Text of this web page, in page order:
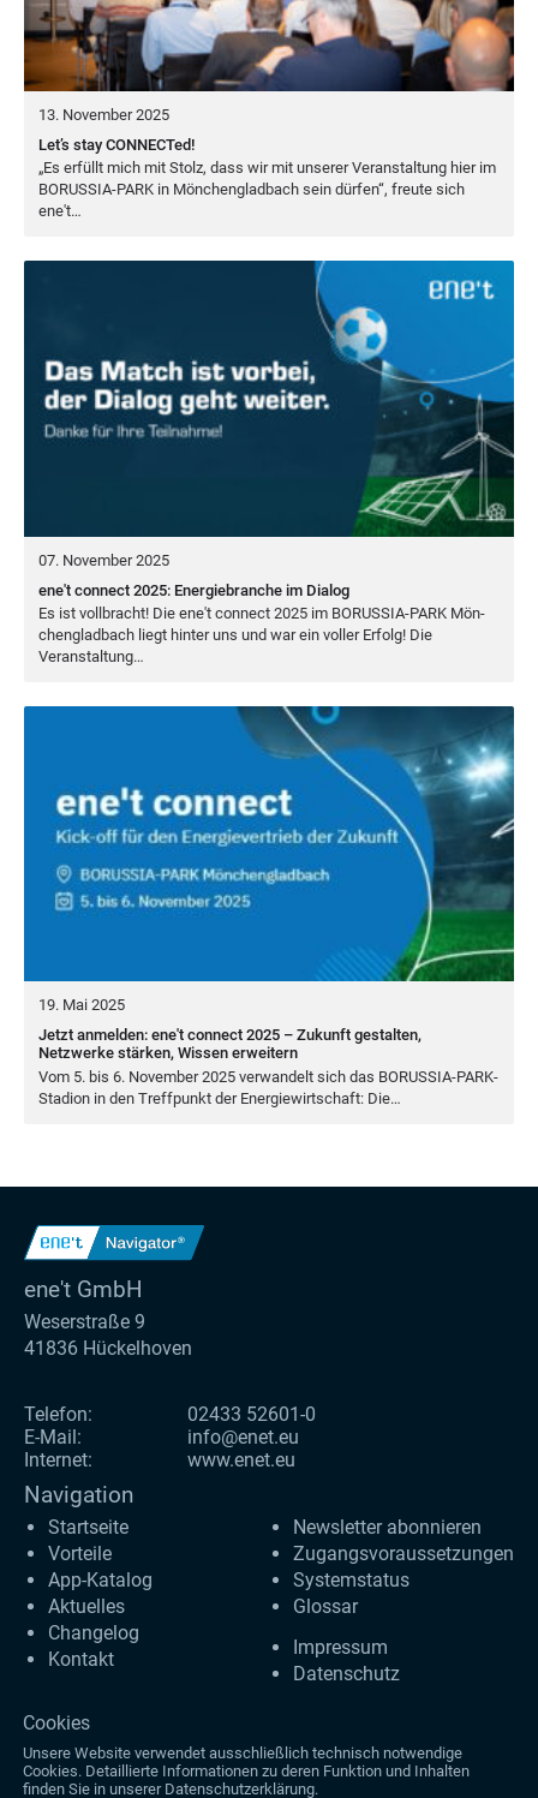
13. November 2025
Let’s stay CONNECTed!
„Es erfüllt mich mit Stolz, dass wir mit unse­rer Ver­an­stal­tung hier im
BORUS­SIA-PARK in Mön­chen­glad­bach sein dür­fen“, freu­te sich
ene't…
07. November 2025
ene't connect 2025: Energiebranche im Dialog
Es ist voll­bracht! Die ene't con­nect 2025 im BORUS­SIA-PARK Mön­
chen­glad­bach liegt hin­ter uns und war ein vol­ler Erfolg! Die
Veranstaltung…
19. Mai 2025
Jetzt anmelden: ene't connect 2025 – Zukunft gestalten,
Netzwerke stärken, Wissen erweitern
Vom 5. bis 6. Novem­ber2025 ver­wan­delt sich das BORUS­SIA-PARK-
Sta­di­on in den Treff­punkt der Ener­gie­wirt­schaft: Die…
ene't GmbH
Weserstraße 9
41836 Hückelhoven
Telefon:
02433 52601-0
E-Mail:
info@enet.eu
Internet:
www.enet.eu
Navigation
Startseite
Vorteile
App-Katalog
Aktuelles
Changelog
Kontakt
Newsletter abonnieren
Zugangs­voraus­setzungen
Systemstatus
Glossar
Impressum
Datenschutz
Cookies
Unsere Website verwendet ausschließlich technisch notwendige
Cookies. Detaillierte Informationen zu deren Funktion und Inhalten
finden Sie in unserer Datenschutzerklärung.